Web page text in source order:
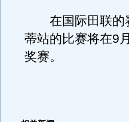
在国际田联的
蒂站的比赛将在9
奖赛。